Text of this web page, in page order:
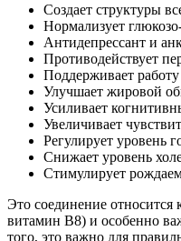
Создает структуры
Нормализует
Антидепрессант и
Противодействует
Поддерживает
Улучшает жировой
Усиливает
Увеличивает
Регулирует уровень
Снижает уровень
Стимулирует
Это соединение
витамин В8) и особенно
того, это важно для